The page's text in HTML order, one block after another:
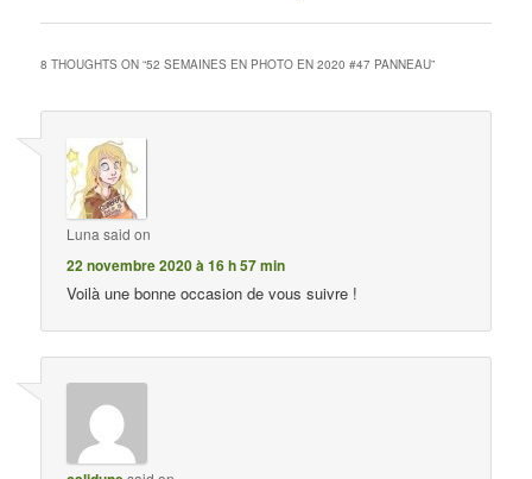
8 THOUGHTS ON “52 SEMAINES EN PHOTO EN 2020 #47 PANNEAU”
Luna said on
22 novembre 2020 à 16 h 57 min
Voilà une bonne occasion de vous suivre !